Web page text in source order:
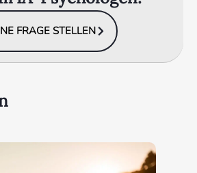
FRAGE STELLEN